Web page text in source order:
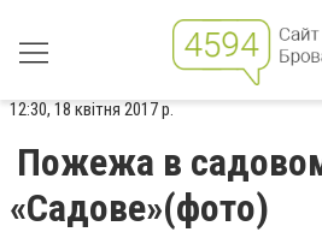
12:30, 18 квітня 2017 р.
Пожежа в
«Садове»(фото)